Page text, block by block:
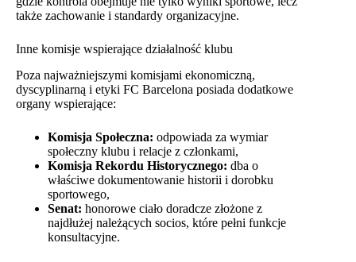
także zachowanie i standardy organizacyjne.
Inne komisje wspierające działalność klubu
Poza najważniejszymi komisjami ekonomiczną,
dyscyplinarną i etyki FC Barcelona posiada dodatkowe
organy wspierające:
Komisja Społeczna: odpowiada za wymiar
społeczny klubu i relacje z członkami,
Komisja Rekordu Historycznego: dba o
właściwe dokumentowanie historii i dorobku
sportowego,
Senat: honorowe ciało doradcze złożone z
najdłużej należących socios, które pełni funkcje
konsultacyjne.